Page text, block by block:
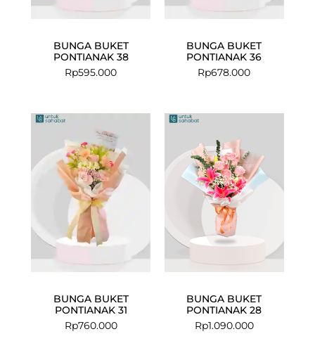
BUNGA BUKET
PONTIANAK 38
Rp595.000
BUNGA BUKET
PONTIANAK 36
Rp678.000
BUNGA BUKET
PONTIANAK 31
Rp760.000
BUNGA BUKET
PONTIANAK 28
Rp1.090.000